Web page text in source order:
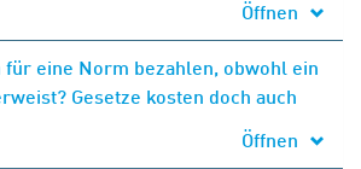
Öffnen
für eine Norm bezahlen, obwohl ein
Gesetze kosten doch auch
Öffnen